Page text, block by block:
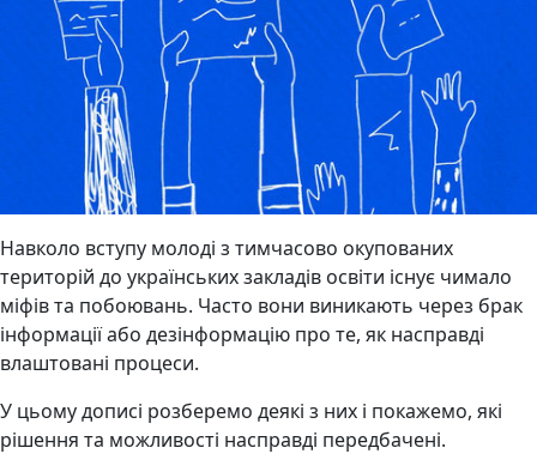
Навколо вступу молоді з тимчасово окупованих
територій до українських закладів освіти існує чимало
міфів та побоювань. Часто вони виникають через брак
інформації або дезінформацію про те, як насправді
влаштовані процеси.
У цьому дописі розберемо деякі з них і покажемо, які
рішення та можливості насправді передбачені.